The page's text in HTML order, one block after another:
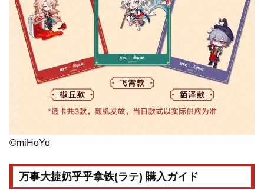
©miHoYo
万事大捷奶乎乎拿铁(ラテ) 購入ガイド